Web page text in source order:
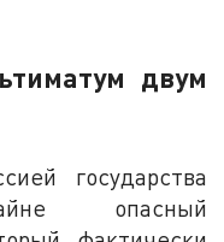
двум
государства
опасный